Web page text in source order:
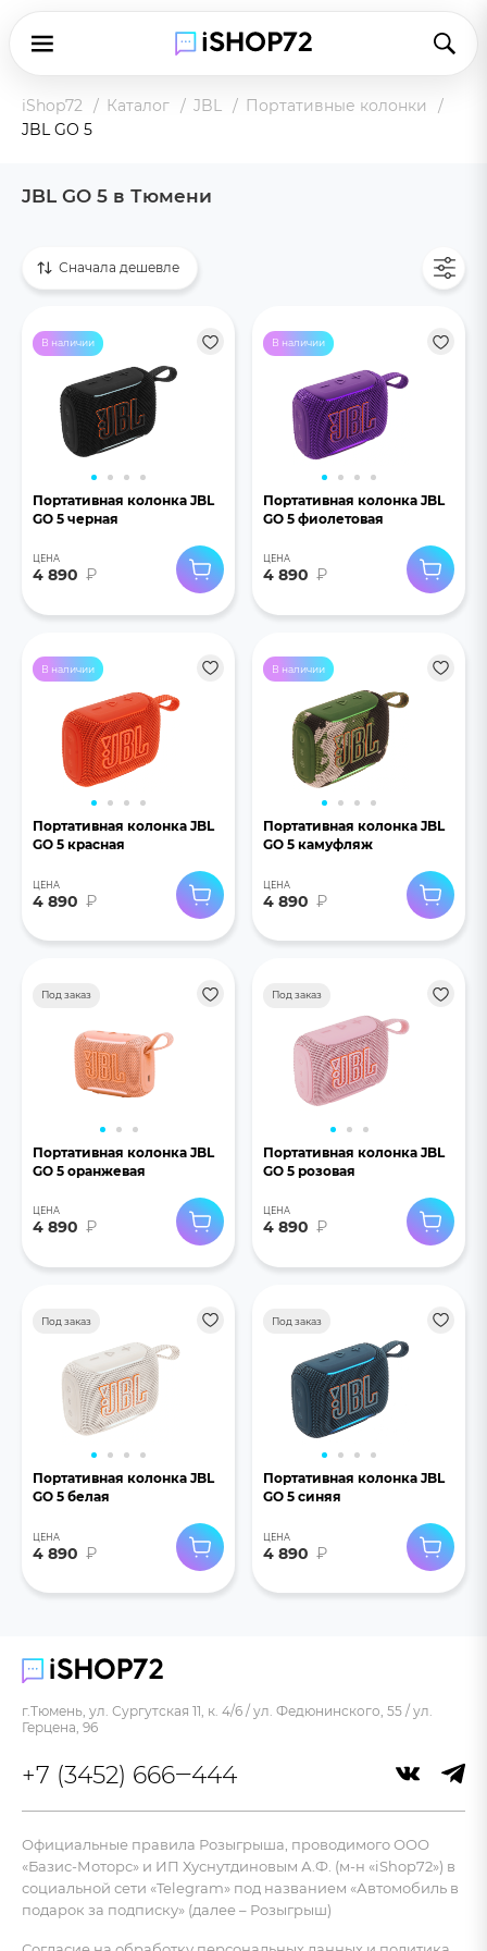
iShop72 Каталог JBL
Портативные колонки
JBL GO 5
JBL GO 5 в Тюмени
Сначала дешевле
В наличии
Портативная колонка JBL
GO 5 черная
ЦЕНА
4 890 ₽
В наличии
Портативная колонка JBL
GO 5 фиолетовая
ЦЕНА
4 890 ₽
В наличии
Портативная колонка JBL
GO 5 красная
ЦЕНА
4 890 ₽
В наличии
Портативная колонка JBL
GO 5 камуфляж
ЦЕНА
4 890 ₽
Под заказ
Портативная колонка JBL
GO 5 оранжевая
ЦЕНА
4 890 ₽
Под заказ
Портативная колонка JBL
GO 5 розовая
ЦЕНА
4 890 ₽
Под заказ
Портативная колонка JBL
GO 5 белая
ЦЕНА
4 890 ₽
Под заказ
Портативная колонка JBL
GO 5 синяя
ЦЕНА
4 890 ₽
+7 (3452) 666‒444
г.Тюмень, ул. Сургутская 11, к. 4/6 / ул. Федюнинского, 55 / ул.
Герцена, 96
Официальные правила Розыгрыша, проводимого ООО
«Базис-Моторс» и ИП Хуснутдиновым А.Ф. (м-н «iShop72») в
социальной сети «Telegram» под названием «Автомобиль в
подарок за подписку» (далее – Розыгрыш)